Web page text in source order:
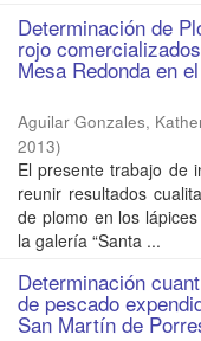
Determinación de
rojo
Mesa Redonda en
Aguilar Gonzales,
2013)
El presente trabajo de
reunir resultados
de plomo en los
la galería “Santa ...
Determinación
de pescado
San Martín de